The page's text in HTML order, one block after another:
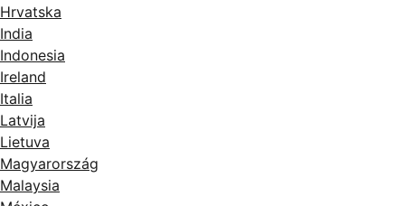
Hrvatska
India
Indonesia
Ireland
Italia
Latvija
Lietuva
Magyarország
Malaysia